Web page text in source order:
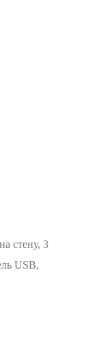
стену, 3
USB,